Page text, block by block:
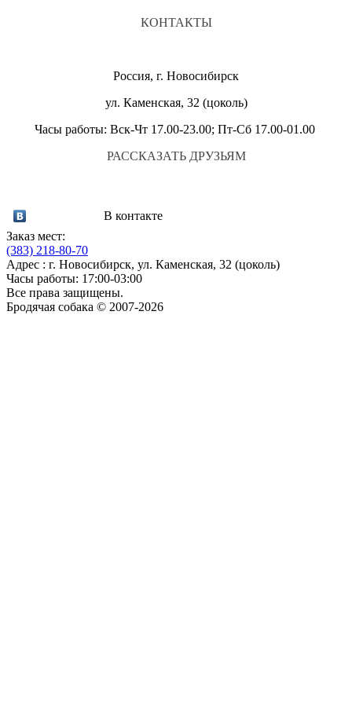
КОНТАКТЫ
Россия, г. Новосибирск
ул. Каменская, 32 (цоколь)
Часы работы: Вск-Чт 17.00-23.00; Пт-Сб 17.00-01.00
РАССКАЗАТЬ ДРУЗЬЯМ
В контакте
Заказ мест:
(383) 218-80-70
Адрес : г. Новосибирск, ул. Каменская, 32 (цоколь)
Часы работы: 17:00-03:00
Все права защищены.
Бродячая собака © 2007-2026